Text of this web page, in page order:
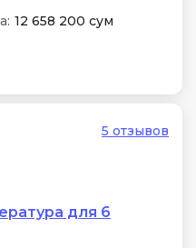
12 658 200 сум
5 отзывов
для 6